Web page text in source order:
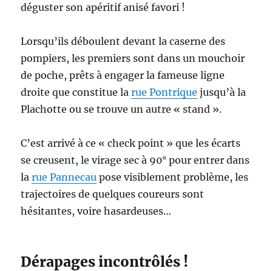
déguster son apéritif anisé favori !
Lorsqu’ils déboulent devant la caserne des
pompiers, les premiers sont dans un mouchoir
de poche, prêts à engager la fameuse ligne
droite que constitue larue Pontrique jusqu’à la
Plachotte ou se trouve un autre « stand ».
C’est arrivé à ce « check point » que les écarts
se creusent, le virage sec à 90° pour entrer dans
larue Pannecau pose visiblement problème, les
trajectoires de quelques coureurs sont
hésitantes, voire hasardeuses…
Dérapages incontrôlés !